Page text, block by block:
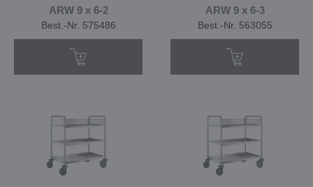
ARW 9 x 6-2
Best.-Nr. 575486
ARW 9 x 6-3
Best.-Nr. 563055